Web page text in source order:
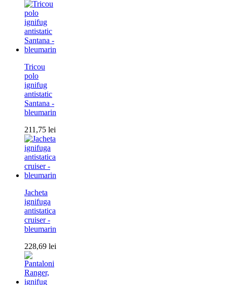
Tricou
polo
ignifug
antistatic
Santana -
bleumarin
211,75 lei
Jacheta
ignifuga
antistatica
cruiser -
bleumarin
228,69 lei